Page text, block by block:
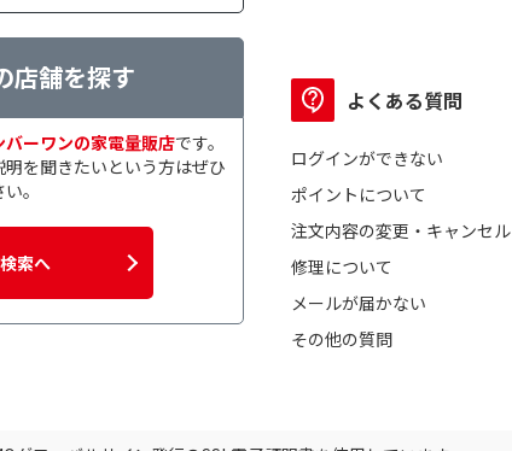
店舗を探す
ーワンの家電量販店です。
を聞きたいという方はぜひ
。
索へ
よくある質問
ログインができない
ポイントについて
注文内容の変更・キャンセル
修理について
メールが届かない
その他の質問